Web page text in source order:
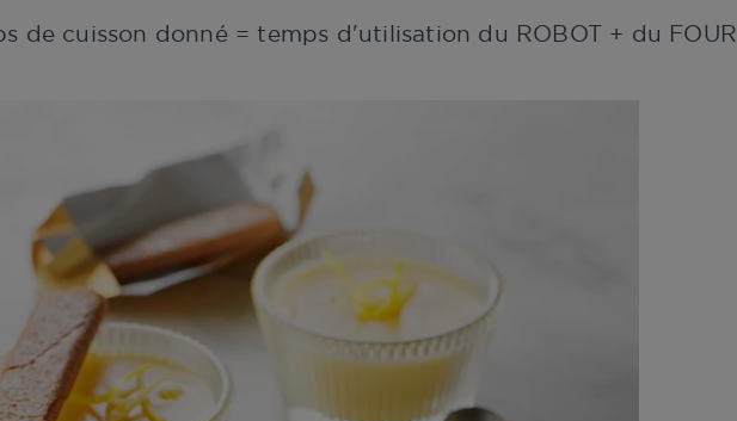
de cuisson donné = temps d'utilisation du ROBOT + du FOUR